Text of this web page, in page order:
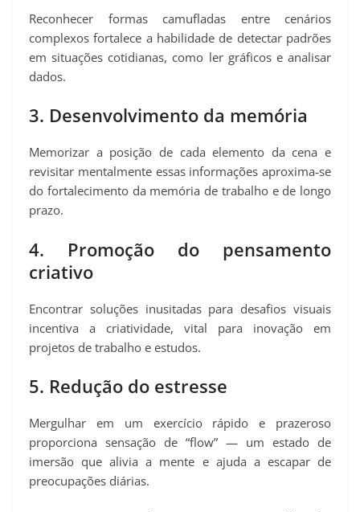
Reconhecer formas camufladas entre cenários
complexos fortalece a habilidade de detectar padrões
em situações cotidianas, como ler gráficos e analisar
dados.
3. Desenvolvimento da memória
Memorizar a posição de cada elemento da cena e
revisitar mentalmente essas informações aproxima‑se
do fortalecimento da memória de trabalho e de longo
prazo.
4. Promoção do pensamento
criativo
Encontrar soluções inusitadas para desafios visuais
incentiva a criatividade, vital para inovação em
projetos de trabalho e estudos.
5. Redução do estresse
Mergulhar em um exercício rápido e prazeroso
proporciona sensação de “flow” — um estado de
imersão que alivia a mente e ajuda a escapar de
preocupações diárias.